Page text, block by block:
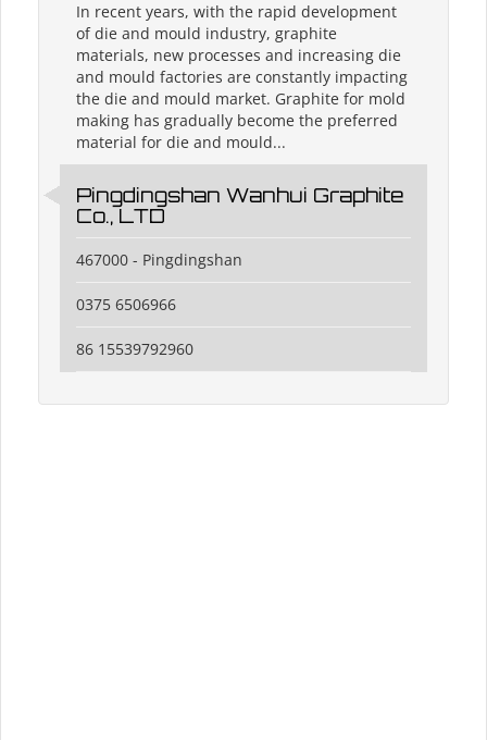
In recent years, with the rapid development
of die and mould industry, graphite
materials, new processes and increasing die
and mould factories are constantly impacting
the die and mould market. Graphite for mold
making has gradually become the preferred
material for die and mould...
Pingdingshan Wanhui Graphite
Co., LTD
467000 - Pingdingshan
0375 6506966
86 15539792960